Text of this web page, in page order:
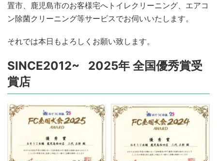
置市、鹿児島市のお客様宅へトイレクリーニング、エアコ
ン除菌クリーニング等サービスでお伺いいたします。
それでは本日もよろしくお願い致します。
SINCE2012~ 2025年 全国優秀賞受
賞店